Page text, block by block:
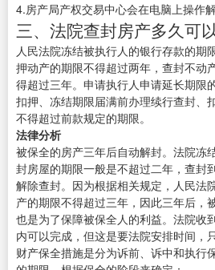
4.房产局产权交易中心会在电脑上操作解
三、法院查封房产多久可
人民法院冻结被执行人的银行存款的期
押动产的期限不得超过两年，查封不动
得超过三年。申请执行人申请延长期限
扣押、冻结期限届满前办理续行查封、
不得超过前款规定的期限。
法律分析
被保全的房产三年后自动解封。法院冻
封房屋的期限一般是不超过二年，查封
解除查封。因为根据相关规定，人民法
产的期限不得超过三年，因此三年后，
也是为了保障被保全人的利益。法院收
内可以完成，但这是要法院安排时间，
财产保全措施是分为诉前、诉中和执行